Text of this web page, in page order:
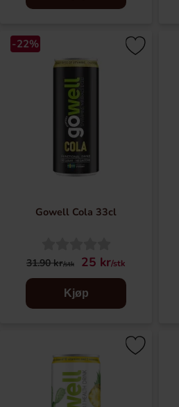
-22%
Gowell Cola 33cl
31.90 kr/stk 25 kr/stk
Kjøp